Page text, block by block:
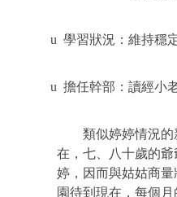
u 學習狀況：維持穩
u 擔任幹部：讀經小
類似婷婷情況的
在，七、八十歲的
婷，因而與姑姑商
園待到現在，每個